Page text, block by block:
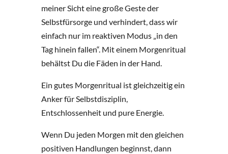
meiner Sicht eine große Geste der
Selbstfürsorge und verhindert, dass wir
einfach nur im reaktiven Modus „in den
Tag hinein fallen“. Mit einem Morgenritual
behältst Du die Fäden in der Hand.
Ein gutes Morgenritual ist gleichzeitig ein
Anker für Selbstdisziplin,
Entschlossenheit und pure Energie.
Wenn Du jeden Morgen mit den gleichen
positiven Handlungen beginnst, dann